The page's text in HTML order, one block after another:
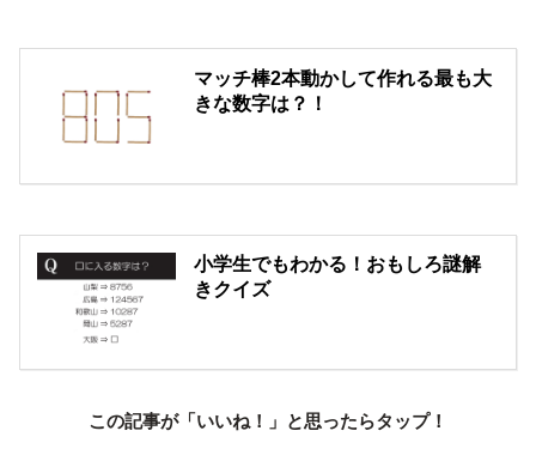
マッチ棒2本動かして作れる最も大
きな数字は？！
小学生でもわかる！おもしろ謎解
きクイズ
この記事が「いいね！」と思ったらタップ！